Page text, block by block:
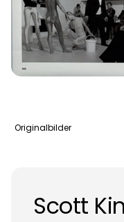
Originalbilder
Scott